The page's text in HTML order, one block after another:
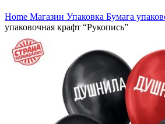
Home Магазин Упаковка Бумага
упаковочная крафт “Рукопись”